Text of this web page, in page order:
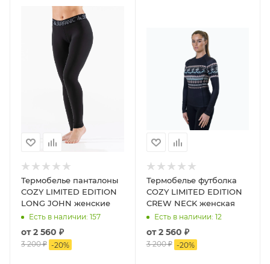
Термобелье панталоны
COZY LIMITED EDITION
LONG JOHN женские
Есть в наличии: 157
от2 560 ₽
3 200 ₽ -20%
Термобелье футболка
COZY LIMITED EDITION
CREW NECK женская
Есть в наличии: 12
от2 560 ₽
3 200 ₽ -20%